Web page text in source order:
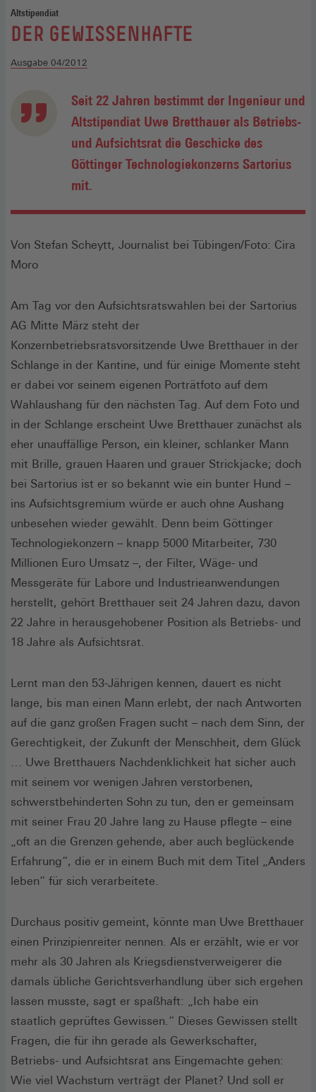
Altstipendiat
:
DER GEWISSENHAFTE
Ausgabe 04/2012
Seit 22 Jahren bestimmt der Ingenieur und
Altstipendiat Uwe Bretthauer als Betriebs-
und Aufsichtsrat die Geschicke des
Göttinger Techno­logiekonzerns Sartorius
mit.
Von Stefan Scheytt, Journalist bei Tübingen/Foto: Cira
Moro
Am Tag vor den Aufsichtsratswahlen bei der Sartorius
AG Mitte März steht der
Konzernbetriebsratsvorsitzende Uwe Bretthauer in der
Schlange in der Kantine, und für einige Momente steht
er dabei vor seinem eigenen Porträtfoto auf dem
Wahlaushang für den nächsten Tag. Auf dem Foto und
in der Schlange erscheint Uwe Bretthauer zunächst als
eher unauffällige Person, ein kleiner, schlanker Mann
mit Brille, grauen Haaren und grauer Strickjacke; doch
bei Sartorius ist er so bekannt wie ein bunter Hund –
ins Aufsichtsgremium würde er auch ohne Aushang
unbesehen wieder gewählt. Denn beim Göttinger
Technologiekonzern – knapp 5000 Mitarbeiter, 730
Millionen Euro Umsatz –, der Filter, Wäge- und
Messgeräte für Labore und Industrieanwendungen
herstellt, gehört Bretthauer seit 24 Jahren dazu, davon
22 Jahre in herausgehobener Position als Betriebs- und
18 Jahre als Aufsichtsrat.
Lernt man den 53-Jährigen kennen, dauert es nicht
lange, bis man einen Mann erlebt, der nach Antworten
auf die ganz großen Fragen sucht – nach dem Sinn, der
Gerechtigkeit, der Zukunft der Menschheit, dem Glück
… Uwe Bretthauers Nachdenklichkeit hat sicher auch
mit seinem vor wenigen Jahren verstorbenen,
schwerstbehinderten Sohn zu tun, den er gemeinsam
mit seiner Frau 20 Jahre lang zu Hause pflegte – eine
„oft an die Grenzen gehende, aber auch beglückende
Erfahrung“, die er in einem Buch mit dem Titel „Anders
leben“ für sich verarbeitete.
Durchaus positiv gemeint, könnte man Uwe Bretthauer
einen Prinzipienreiter nennen. Als er erzählt, wie er vor
mehr als 30 Jahren als Kriegsdienstverweigerer die
damals übliche Gerichtsverhandlung über sich ergehen
lassen musste, sagt er spaßhaft: „Ich habe ein
staatlich geprüftes Gewissen.“ Dieses Gewissen stellt
Fragen, die für ihn gerade als Gewerkschafter,
Betriebs- und Aufsichtsrat ans Eingemachte gehen:
Wie viel Wachstum verträgt der Planet? Und soll er